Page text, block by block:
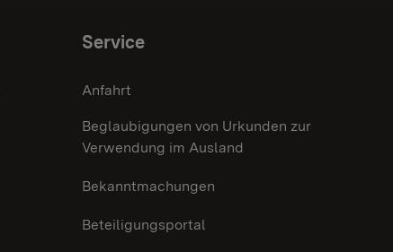
Service
Anfahrt
Beglaubigungen von Urkunden zur
Verwendung im Ausland
Bekanntmachungen
Beteiligungsportal